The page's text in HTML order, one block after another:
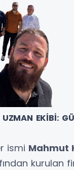
EKİBİ:
ismi Mahmut
kurulan